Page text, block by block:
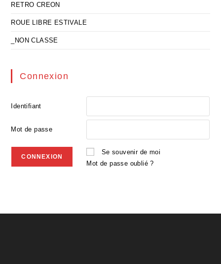
RETRO CREON
ROUE LIBRE ESTIVALE
_NON CLASSE
Connexion
Identifiant
Mot de passe
Se souvenir de moi
Mot de passe oublié ?